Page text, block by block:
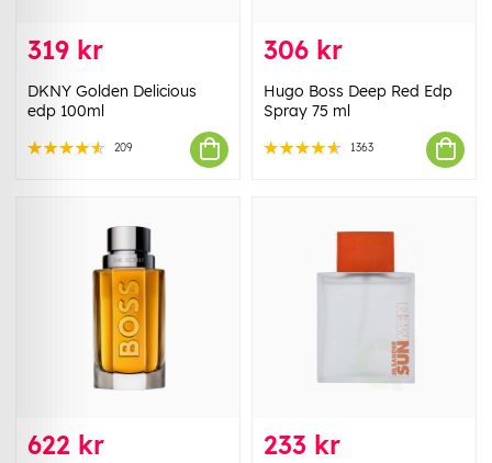
319 kr
DKNY Golden Delicious
edp 100ml
209
306 kr
Hugo Boss Deep Red Edp
Spray 75 ml
1363
622 kr 233 kr